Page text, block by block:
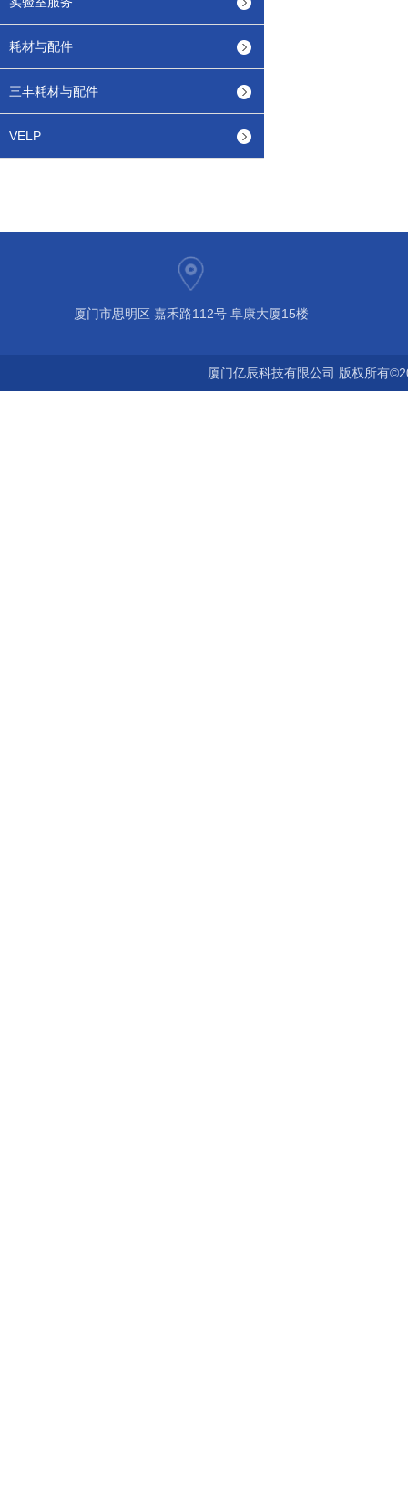
耗材与配件
三丰耗材与配件
VELP
厦门市思明区 嘉禾路112号 阜康大厦15楼
厦门亿辰科技有限公司 版权所有